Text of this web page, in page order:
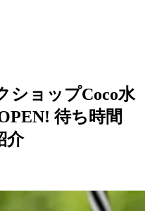
ショップCoco水
待ち時間
介